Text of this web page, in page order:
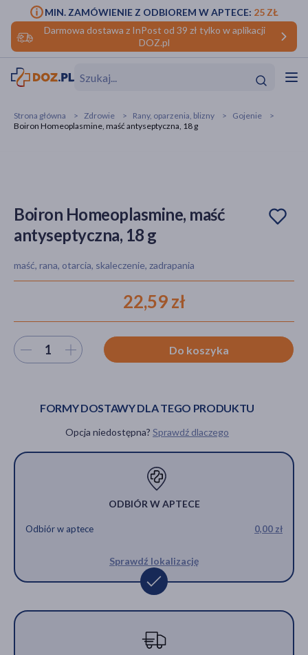
Darmowa dostawa z InPost od 39 zł tylko w aplikacji
DOZ.pl
MIN. ZAMÓWIENIE Z ODBIOREM W APTECE: 25 ZŁ
Hit
Strona główna Zdrowie Rany, oparzenia, blizny
Gojenie
Boiron Homeoplasmine, maść antyseptyczna, 18 g
Boiron Homeoplasmine, maść
antyseptyczna, 18 g
maść, rana, otarcia, skaleczenie, zadrapania
22,59 zł
Wybierz ilość Do koszyka
FORMY DOSTAWY DLA TEGO PRODUKTU
Opcja niedostępna? Sprawdź dlaczego
ODBIÓR W APTECE
Odbiór w aptece 0,00 zł
Sprawdź lokalizację